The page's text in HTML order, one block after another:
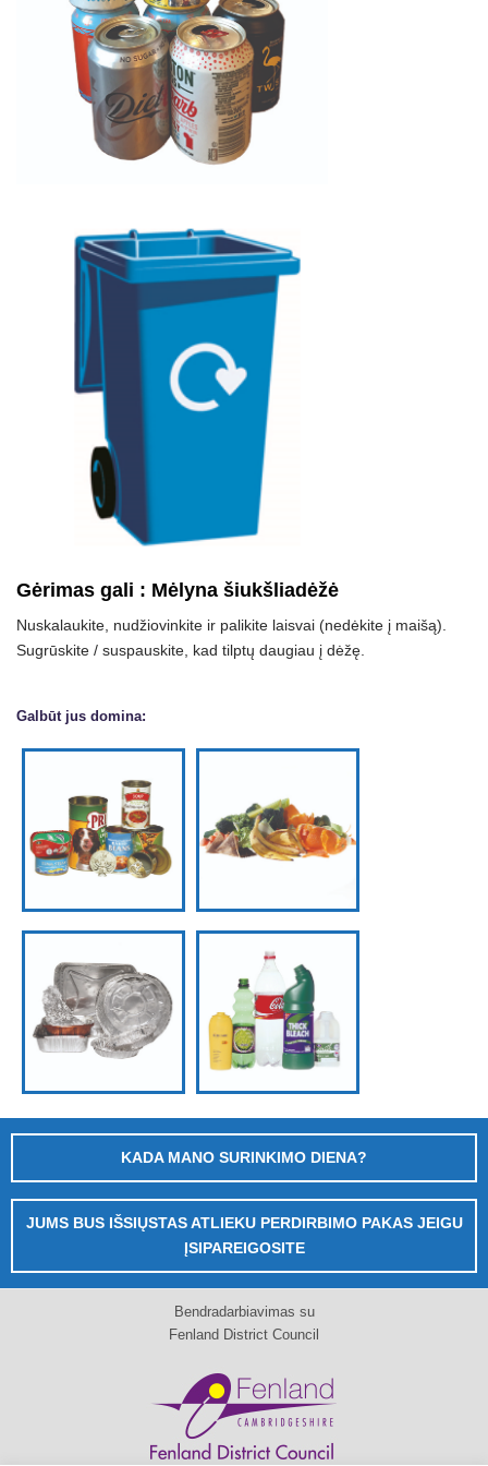
Gėrimas gali : Mėlyna šiukšliadėžė
Nuskalaukite, nudžiovinkite ir palikite laisvai (nedėkite į maišą).
Sugrūskite / suspauskite, kad tilptų daugiau į dėžę.
Galbūt jus domina:
KADA MANO SURINKIMO DIENA?
JUMS BUS IŠSIŲSTAS ATLIEKU PERDIRBIMO PAKAS JEIGU
ĮSIPAREIGOSITE
Bendradarbiavimas su
Fenland District Council